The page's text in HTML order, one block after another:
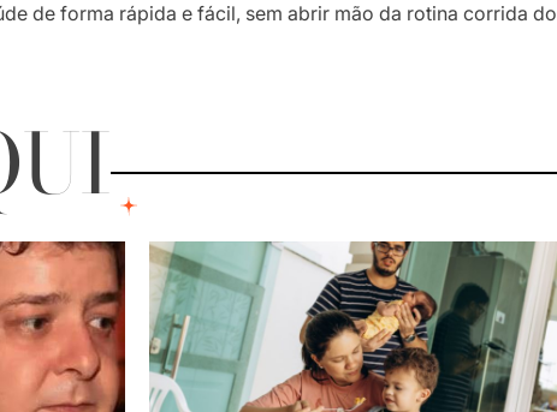
de forma rápida e fácil, sem abrir mão da rotina corrida do